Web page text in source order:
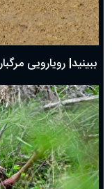
ببینید| رویارویی